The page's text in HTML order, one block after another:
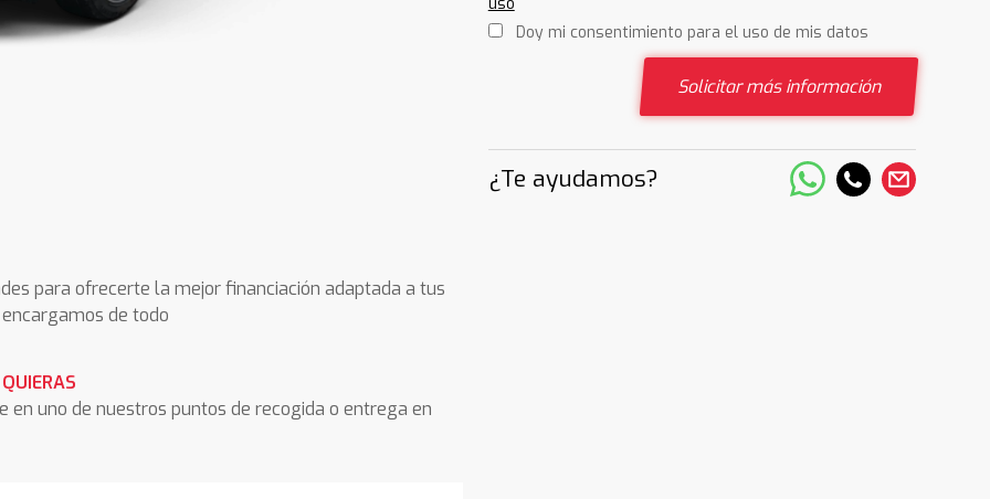
Doy mi consentimiento para el uso de mis datos
Solicitar más información
¿Te ayudamos?
para ofrecerte la mejor financiación adaptada a tus
de todo
uno de nuestros puntos de recogida o entrega en